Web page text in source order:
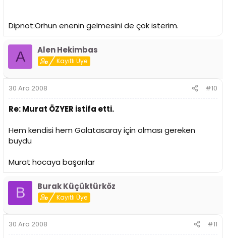
Dipnot:Orhun enenin gelmesini de çok isterim.
A Alen Hekimbas
Kayıtlı Üye
30 Ara 2008 #10
Re: Murat ÖZYER istifa etti.
Hem kendisi hem Galatasaray için olması gereken
buydu
Murat hocaya başarılar
B Burak Küçüktürköz
Kayıtlı Üye
30 Ara 2008 #11